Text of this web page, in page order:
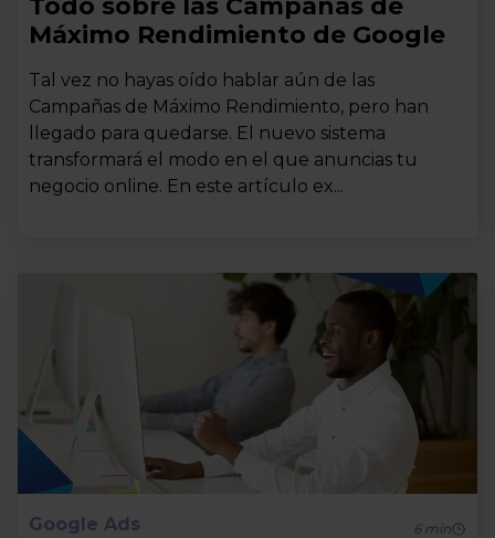
Todo sobre las Campañas de
Máximo Rendimiento de Google
Tal vez no hayas oído hablar aún de las
Campañas de Máximo Rendimiento, pero han
llegado para quedarse. El nuevo sistema
transformará el modo en el que anuncias tu
negocio online. En este artículo ex...
Google Ads 6min